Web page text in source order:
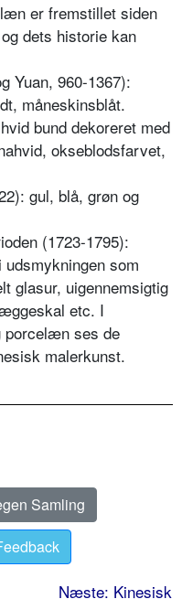
er fremstillet siden
dets historie kan
Yuan, 960-1367):
måneskinsblåt.
bund dekoreret med
okseblodsfarvet,
gul, blå, grøn og
(1723-1795):
som
glasur, uigennemsigtig
etc. I
porcelæn ses de
malerkunst.
Samling
Næste: Kinesisk